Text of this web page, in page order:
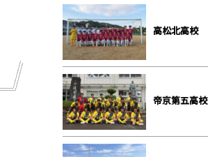
高松北高校
帝京第五高校